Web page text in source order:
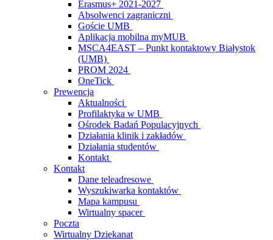
Erasmus+ 2021-2027
Absolwenci zagraniczni
Goście UMB
Aplikacja mobilna myMUB
MSCA4EAST – Punkt kontaktowy Białystok
(UMB)
PROM 2024
OneTick
Prewencja
Aktualności
Profilaktyka w UMB
Ośrodek Badań Populacyjnych
Działania klinik i zakładów
Działania studentów
Kontakt
Kontakt
Dane teleadresowe
Wyszukiwarka kontaktów
Mapa kampusu
Wirtualny spacer
Poczta
Wirtualny Dziekanat